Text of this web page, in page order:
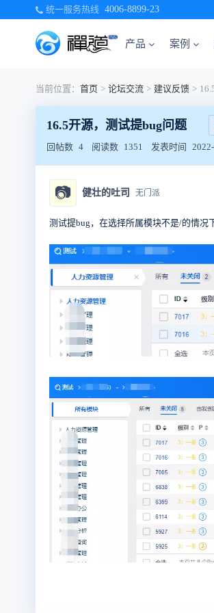
统一服务热线 4006-8899-23
产品 案例
当前位置： 首页 > 论坛交流 > 建议反馈 >
16.5开源，测试提bug问题
回帖数 4 阅读数 1351 发表时间
📷 健壮的吐司 无门派
测试提bug，在选择所属模块不是/的情况